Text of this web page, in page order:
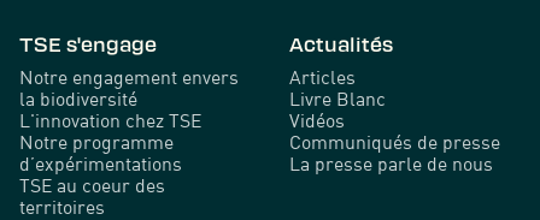
TSE s'engage
Notre engagement envers
la biodiversité
L'innovation chez TSE
Notre programme
d’expérimentations
TSE au coeur des
territoires
Actualités
Articles
Livre Blanc
Vidéos
Communiqués de presse
La presse parle de nous